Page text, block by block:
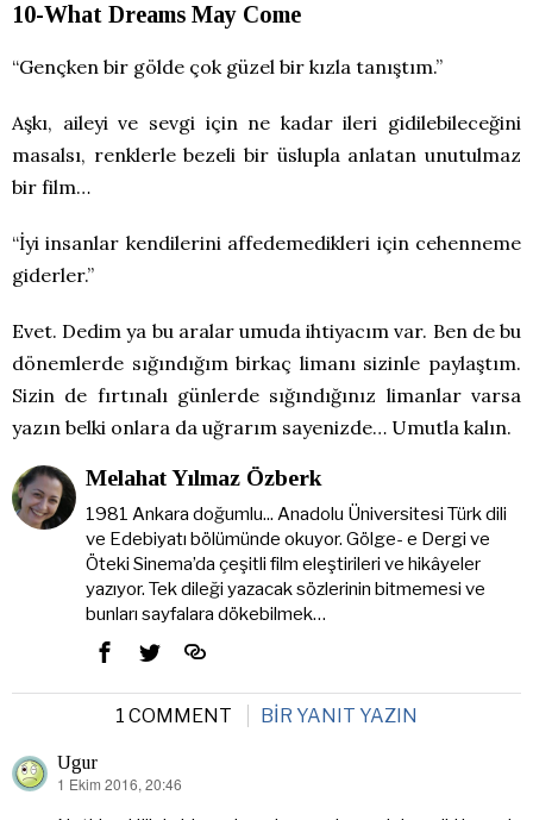
10-What Dreams May Come
“Gençken bir gölde çok güzel bir kızla tanıştım.”
Aşkı, aileyi ve sevgi için ne kadar ileri gidilebileceğini
masalsı, renklerle bezeli bir üslupla anlatan unutulmaz
bir film…
“İyi insanlar kendilerini affedemedikleri için cehenneme
giderler.”
Evet. Dedim ya bu aralar umuda ihtiyacım var. Ben de bu
dönemlerde sığındığım birkaç limanı sizinle paylaştım.
Sizin de fırtınalı günlerde sığındığınız limanlar varsa
yazın belki onlara da uğrarım sayenizde… Umutla kalın.
Melahat Yılmaz Özberk
1981 Ankara doğumlu... Anadolu Üniversitesi Türk dili
ve Edebiyatı bölümünde okuyor. Gölge- e Dergi ve
Öteki Sinema’da çeşitli film eleştirileri ve hikâyeler
yazıyor. Tek dileği yazacak sözlerinin bitmemesi ve
bunları sayfalara dökebilmek…
1 COMMENT BIR YANIT YAZIN
Ugur
dedi
1 Ekim 2016, 20:46